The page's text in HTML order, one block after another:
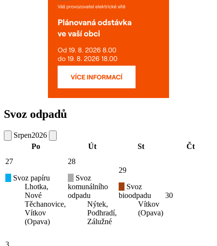
Svoz odpadů
Srpen2026
Po
Út St
Čt
27
Svoz papíru
Lhotka,
Nové
Těchanovice,
Vítkov
(Opava)
28
Svoz
komunálního
odpadu
Nýtek,
Podhradí,
Zálužné
29
Svoz
bioodpadu
Vítkov
(Opava)
30
3